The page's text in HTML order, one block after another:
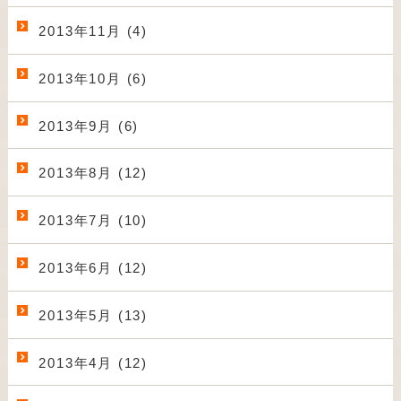
2013年11月 (4)
2013年10月 (6)
2013年9月 (6)
2013年8月 (12)
2013年7月 (10)
2013年6月 (12)
2013年5月 (13)
2013年4月 (12)